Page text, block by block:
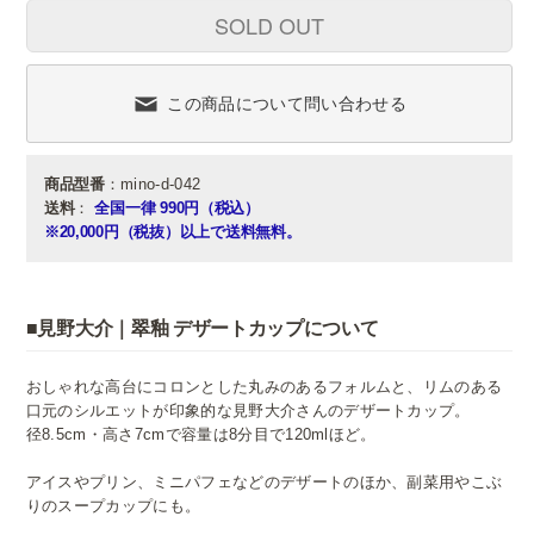
SOLD OUT
この商品について問い合わせる
商品型番：mino-d-042
送料： 全国一律 990円（税込）
※20,000円（税抜）以上で送料無料。
■見野大介｜翠釉 デザートカップについて
おしゃれな高台にコロンとした丸みのあるフォルムと、リムのある
口元のシルエットが印象的な見野大介さんのデザートカップ。
径8.5cm・高さ7cmで容量は8分目で120mlほど。
アイスやプリン、ミニパフェなどのデザートのほか、副菜用やこぶ
りのスープカップにも。